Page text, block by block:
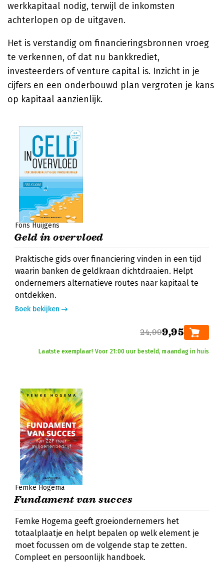
werkkapitaal nodig, terwijl de inkomsten
achterlopen op de uitgaven.
Het is verstandig om financieringsbronnen vroeg
te verkennen, of dat nu bankkrediet,
investeerders of venture capital is. Inzicht in je
cijfers en een onderbouwd plan vergroten je kans
op kapitaal aanzienlijk.
Fons Huijgens
Geld in overvloed
Praktische gids over financiering vinden in een tijd
waarin banken de geldkraan dichtdraaien. Helpt
ondernemers alternatieve routes naar kapitaal te
ontdekken.
Boek bekijken
24,999,95
Laatste exemplaar! Voor 21:00 uur besteld, maandag in huis
Femke Hogema
Fundament van succes
Femke Hogema geeft groeiondernemers het
totaalplaatje en helpt bepalen op welk element je
moet focussen om de volgende stap te zetten.
Compleet en persoonlijk handboek.